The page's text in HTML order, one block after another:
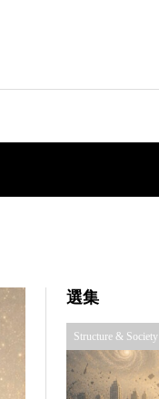
選集
Structure & Society